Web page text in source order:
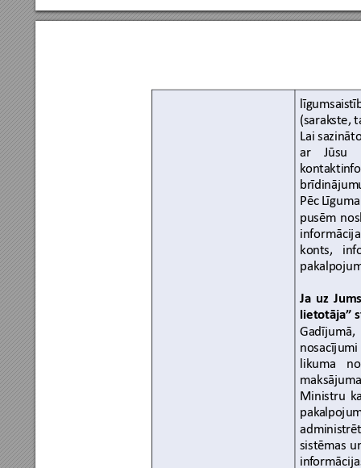
līgumsaistī
(sarakste,
Lai
ar
Jūsu
kontaktin
brīdinājum
Pēc Līguma
pusēm no
informācija
konts,
Ja uz
lietotāja”
Gadījumā,
nosacījumi
likuma
maksājuma
Ministru k
pak
adminis
sistēmas
info